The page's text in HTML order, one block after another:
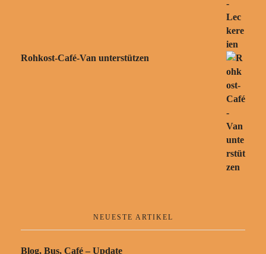
Rohkost-Café-Van unterstützen
NEUESTE ARTIKEL
Blog, Bus, Café – Update